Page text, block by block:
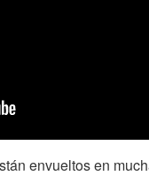
envueltos en